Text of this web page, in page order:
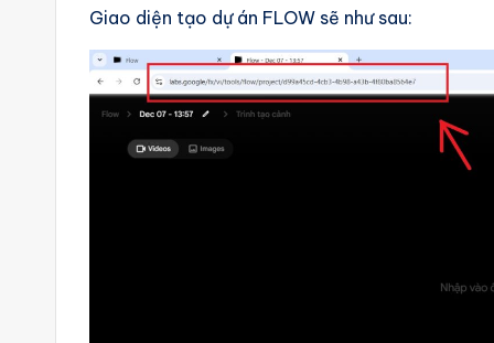
Giao diện tạo dự án FLOW sẽ như sau: